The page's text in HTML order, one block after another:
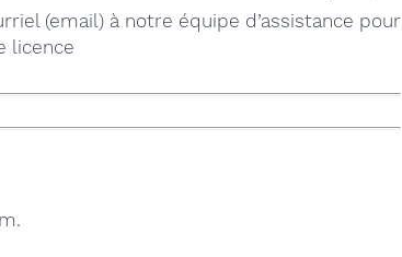
(email) à notre équipe d’assistance pour
licence